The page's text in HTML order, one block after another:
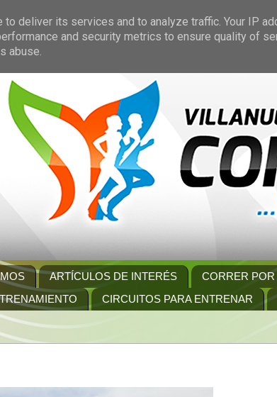
ARTÍCULOS DE INTERÉS CORRER
CIRCUITOS PARA ENTRENAR
deliver its services and to analyze traffic. Your IP
and security metrics to ensure quality of
abuse.